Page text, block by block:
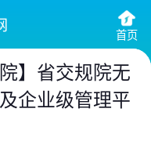
首页
】省交规院无
企业级管理平